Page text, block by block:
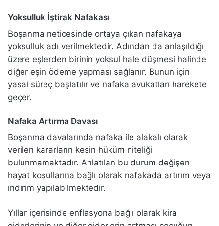
Yoksulluk İştirak Nafakası
Boşanma neticesinde ortaya çıkan nafakaya
yoksulluk adı verilmektedir. Adından da anlaşıldığı
üzere eşlerden birinin yoksul hale düşmesi halinde
diğer eşin ödeme yapması sağlanır. Bunun için
yasal süreç başlatılır ve nafaka avukatları harekete
geçer.
Nafaka Artırma Davası
Boşanma davalarında nafaka ile alakalı olarak
verilen kararların kesin hüküm niteliği
bulunmamaktadır. Anlatılan bu durum değişen
hayat koşullarına bağlı olarak nafakada artırım veya
indirim yapılabilmektedir.
Yıllar içerisinde enflasyona bağlı olarak kira